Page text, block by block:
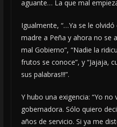
aguante… La que mal
Igualmente, “…Ya se le
madre a Peña y ahora no se
mal Gobierno”, “Nadie la
frutos se conoce”, y “Jajaja,
sus palabras!!!”.
Y hubo una exigencia: “Yo
gobernadora. Sólo quiero
años de servicio. Si ya me